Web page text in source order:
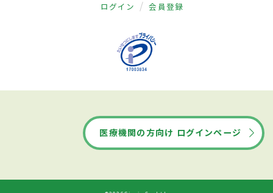
ログイン 会員登録
医療機関の方向け ログインページ